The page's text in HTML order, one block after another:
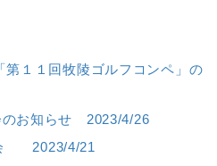
第１１回牧陵ゴルフコンペ」の
お知らせ 2023/4/26
会 2023/4/21